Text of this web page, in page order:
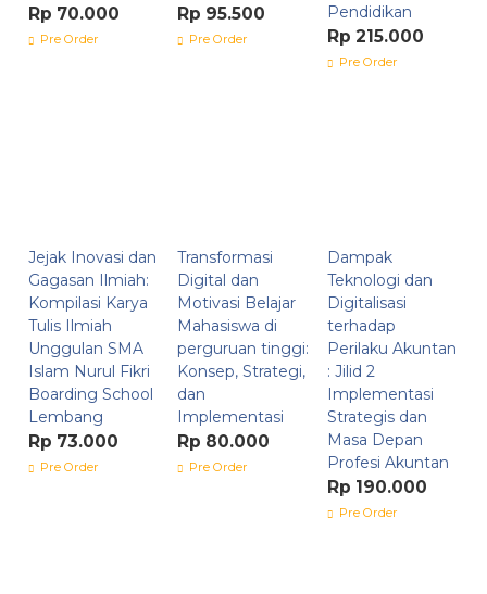
Rp 70.000
Pre Order
Rp 95.500
Pre Order
Pendidikan
Rp 215.000
Pre Order
Jejak Inovasi dan
Gagasan Ilmiah:
Kompilasi Karya
Tulis Ilmiah
Unggulan SMA
Islam Nurul Fikri
Boarding School
Lembang
Rp 73.000
Pre Order
Transformasi
Digital dan
Motivasi Belajar
Mahasiswa di
perguruan tinggi:
Konsep, Strategi,
dan
Implementasi
Rp 80.000
Pre Order
Dampak
Teknologi dan
Digitalisasi
terhadap
Perilaku Akuntan
: Jilid 2
Implementasi
Strategis dan
Masa Depan
Profesi Akuntan
Rp 190.000
Pre Order